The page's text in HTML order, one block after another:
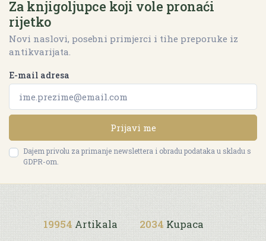
Za knjigoljupce koji vole pronaći
rijetko
Novi naslovi, posebni primjerci i tihe preporuke iz
antikvarijata.
E-mail adresa
Prijavi me
Dajem privolu za primanje newslettera i obradu podataka u skladu s
GDPR-om.
19954 Artikala 2034 Kupaca